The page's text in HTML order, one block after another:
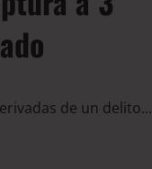
de un delito...